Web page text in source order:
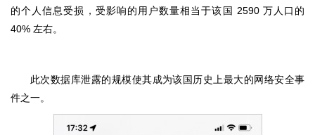
的个人信息受损，受影响的用户数量相当于该国 2590 万人口的
40% 左右。
此次数据库泄露的规模使其成为该国历史上最大的网络安全事
件之一。